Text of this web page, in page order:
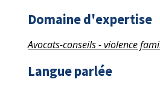
Domaine d'expertise
Avocats-conseils - violence
Langue parlée